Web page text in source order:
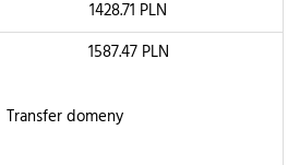
1428.71 PLN
1587.47PLN